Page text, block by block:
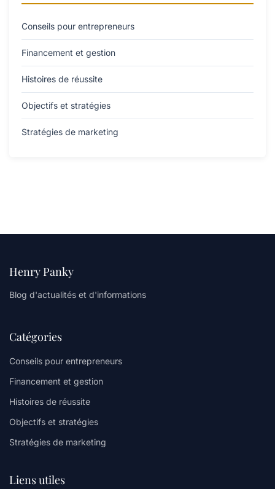
Conseils pour entrepreneurs
Financement et gestion
Histoires de réussite
Objectifs et stratégies
Stratégies de marketing
Henry Panky
Blog d'actualités et d'informations
Catégories
Conseils pour entrepreneurs
Financement et gestion
Histoires de réussite
Objectifs et stratégies
Stratégies de marketing
Liens utiles